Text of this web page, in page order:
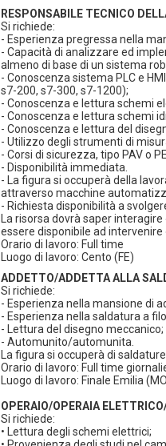
RESPONSABILE TECNICO
Si richiede:
- Esperienza pregressa nella
- Capacità di analizzare ed
almeno di base di un sistema
- Conoscenza sistema PLC e
s7-200, s7-300, s7-1200);
- Conoscenza e lettura schemi
- Conoscenza e lettura schemi
- Conoscenza e lettura del
- Utilizzo degli strumenti di
- Corsi di sicurezza, tipo PAV o
- Disponibilità immediata.
- La figura si occuperà della
attraverso macchine
- Richiesta disponibilità a
La risorsa dovrà saper
essere disponibile ad
Orario di lavoro: Full time
Luogo di lavoro: Cento (FE)
ADDETTO/ADDETTA ALLA
Si richiede:
- Esperienza nella mansione di
- Esperienza nella saldatura a
- Lettura del disegno meccanico;
- Automunito/automunita.
La figura si occuperà di saldature
Orario di lavoro: Full time
Luogo di lavoro: Finale Emilia
OPERAIO/OPERAIA
Si richiede:
• Lettura degli schemi elettrici;